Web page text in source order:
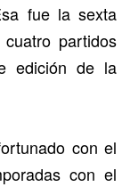
fue la sexta
partidos
edición de la
con el
con el